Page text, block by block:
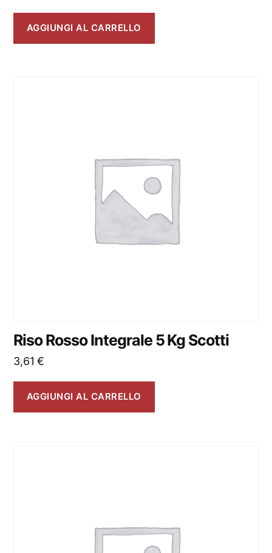
AGGIUNGI AL CARRELLO
Riso Rosso Integrale 5 Kg Scotti
3,61€
AGGIUNGI AL CARRELLO